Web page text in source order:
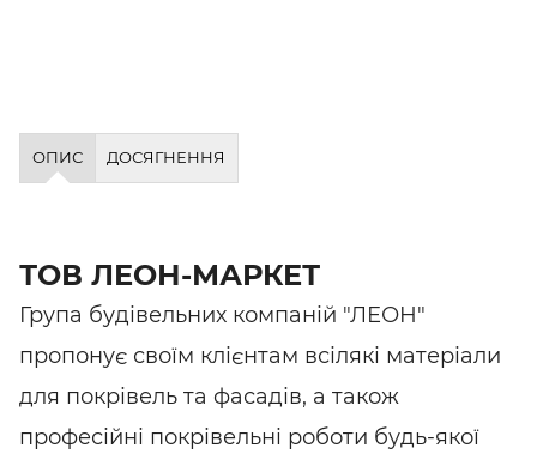
ОПИС ДОСЯГНЕННЯ
ТОВ ЛЕОН-МАРКЕТ
Група будівельних компаній "ЛЕОН"
пропонує своїм клієнтам всілякі матеріали
для покрівель та фасадів, а також
професійні покрівельні роботи будь-якої